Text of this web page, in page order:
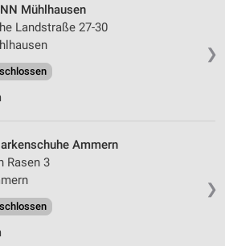
❯
Mühlhausen
Landstraße 27-30
❯
Ammern
Rasen 3